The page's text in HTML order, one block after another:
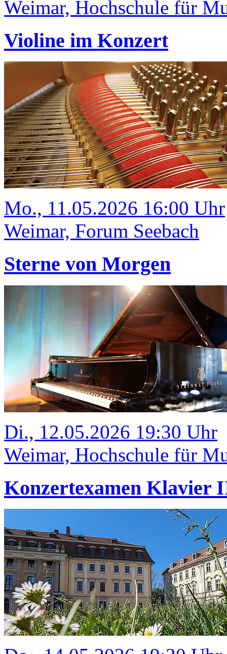
Weimar, Hochschule für
Violine im Konzert
Mo., 11.05.2026 16:00 Uhr
Weimar, Forum Seebach
Sterne von Morgen
Di., 12.05.2026 19:30 Uhr
Weimar, Hochschule für
Konzertexamen Klavier